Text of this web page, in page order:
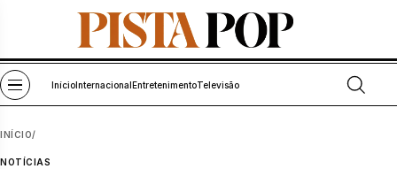
Pular para o conteúdo
Abrir menu
Início Internacional EntretenimentoTelevisão Abrir
INÍCIO/
NOTÍCIAS